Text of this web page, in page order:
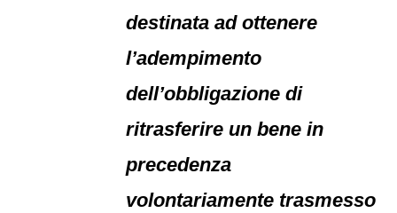
destinata ad ottenere
l’adempimento
dell’obbligazione di
ritrasferire un bene in
precedenza
volontariamente trasmesso